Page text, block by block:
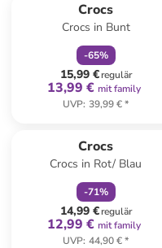
Crocs
Crocs in Bunt
-65%
15,99 €regulär
13,99 € mit family
UVP: 39,99 €*
Crocs
Crocs in Rot/ Blau
-71%
14,99 €regulär
12,99 € mit family
UVP: 44,90 €*